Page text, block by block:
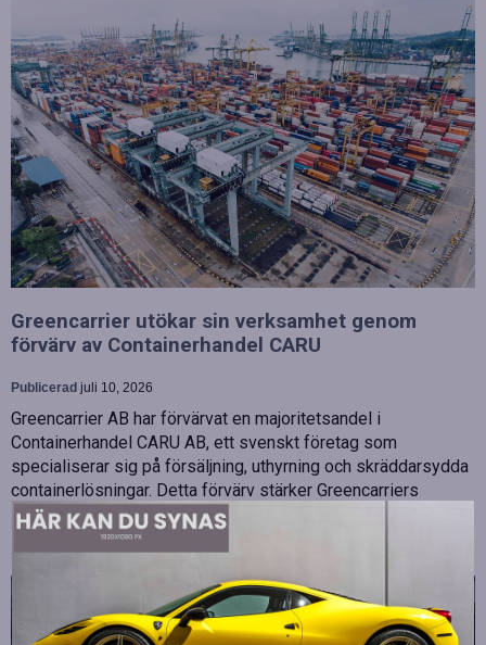
Greencarrier utökar sin verksamhet genom
förvärv av Containerhandel CARU
Publicerad juli 10, 2026
Greencarrier AB har förvärvat en majoritetsandel i
Containerhandel CARU AB, ett svenskt företag som
specialiserar sig på försäljning, uthyrning och skräddarsydda
containerlösningar. Detta förvärv stärker Greencarriers
ställning inom containersektorn och…